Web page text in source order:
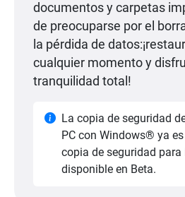
documentos y carpetas
de preocuparse por el
la pérdida de
cualquier momento y
tranquilidad total!
La copia de seguridad
PC con Windows® ya
copia de seguridad
disponible en Beta.